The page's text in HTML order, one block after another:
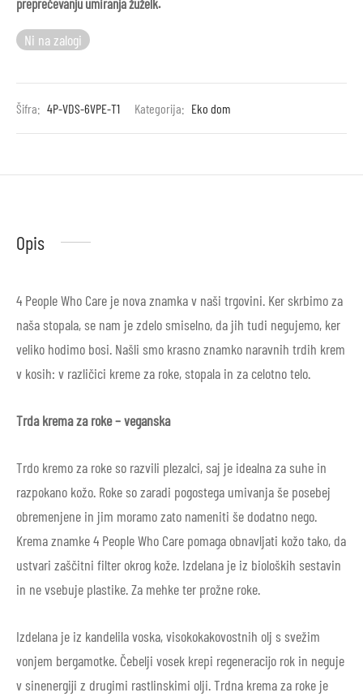
preprečevanju umiranja žuželk.
Ni na zalogi
Šifra: 4P-VDS-6VPE-T1 Kategorija: Eko dom
Opis
4 People Who Care je nova znamka v naši trgovini. Ker skrbimo za
naša stopala, se nam je zdelo smiselno, da jih tudi negujemo, ker
veliko hodimo bosi. Našli smo krasno znamko naravnih trdih krem
v kosih: v različici kreme za roke, stopala in za celotno telo.
Trda krema za roke – veganska
Trdo kremo za roke so razvili plezalci, saj je idealna za suhe in
razpokano kožo. Roke so zaradi pogostega umivanja še posebej
obremenjene in jim moramo zato nameniti še dodatno nego.
Krema znamke 4 People Who Care pomaga obnavljati kožo tako, da
ustvari zaščitni filter okrog kože. Izdelana je iz bioloških sestavin
in ne vsebuje plastike. Za mehke ter prožne roke.
Izdelana je iz kandelila voska, visokokakovostnih olj s svežim
vonjem bergamotke. Čebelji vosek krepi regeneracijo rok in neguje
v sinenergiji z drugimi rastlinskimi olji. Trdna krema za roke je